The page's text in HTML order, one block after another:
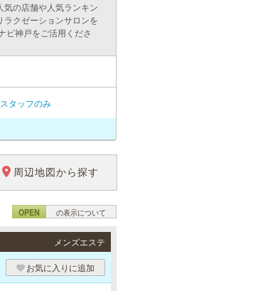
の店舗や人気ランキン
クゼーションサロンを
ビ神戸をご活用くださ
タッフのみ
周辺地図から探す
OPEN の表示について
メンズエステ
お気に入りに追加